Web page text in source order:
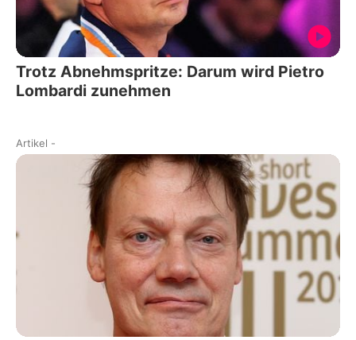
Trotz Abnehmspritze: Darum wird Pietro
Lombardi zunehmen
Artikel -